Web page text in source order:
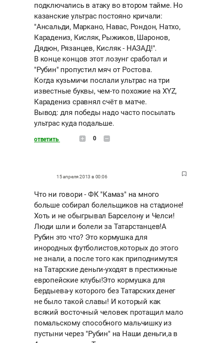
подключались в атаку во втором тайме. Но
казанские ультрас постояно кричали:
"Ансальди, Маркано, Навас, Рондон, Натхо,
Карадениз, Кисляк, Рыжиков, Шаронов,
Дядюн, Рязанцев, Кисляк - НАЗАД!".
В конце концов этот лозунг сработал и
"Рубин" пропустил мяч от Ростова.
Когда кузьмичи послали ультрас на три
известные буквы, чем-то похожие на XYZ,
Карадениз сравнял счёт в матче.
Вывод: для победы надо часто посылать
ультрас куда подальше.
ответить 0
15 апреля 2013 в 00:06
Что ни говори - ФК "Камаз" на много
больше собирал болельщиков на стадионе!
Хоть и не обыгрывал Барселону и Челси!
Люди шли и болели за Татарстанцев!А
Рубин это что? Это кормушка для
инородных футболистов,которых до этого
не знали, а после того как приподнимутся
на Татарские деньги-уходят в престижные
европейские клубы!Это кормушка для
Бердыева-у которого без Татарских денег
не было такой славы! И который как
всякий восточный человек протащил мало
помальскому способного мальчишку из
пустыни через "Рубин" на Наши деньги,а в